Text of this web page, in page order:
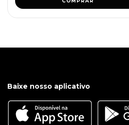
Baixe nosso aplicativo